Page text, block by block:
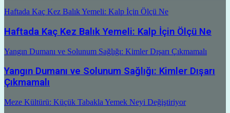
Haftada Kaç Kez Balık Yemeli: Kalp İçin Ölçü Ne
Haftada Kaç Kez Balık Yemeli: Kalp İçin Ölçü Ne
Yangın Dumanı ve Solunum Sağlığı: Kimler Dışarı Çıkmamalı
Yangın Dumanı ve Solunum Sağlığı: Kimler Dışarı
Çıkmamalı
Meze Kültürü: Küçük Tabakla Yemek Neyi Değiştiriyor